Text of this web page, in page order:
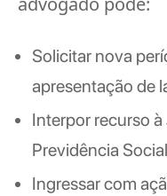
Solicitar nova
apresentação de
Interpor recurso
Previdência Social
Ingressar com